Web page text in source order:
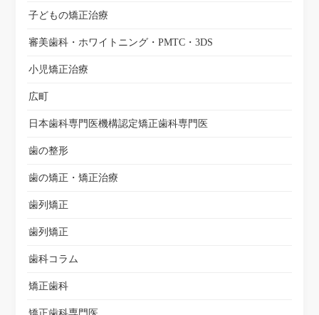
子どもの矯正治療
審美歯科・ホワイトニング・PMTC・3DS
小児矯正治療
広町
日本歯科専門医機構認定矯正歯科専門医
歯の整形
歯の矯正・矯正治療
歯列矯正
歯列矯正
歯科コラム
矯正歯科